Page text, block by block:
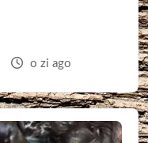
o zi ago